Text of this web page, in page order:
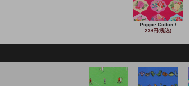
Poppie Cotton /
239円(税込)